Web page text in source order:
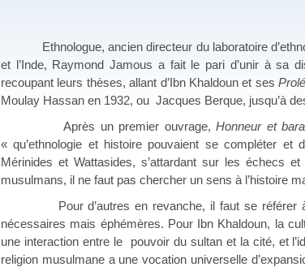
Ethnologue, ancien directeur du laboratoire
et l’Inde, Raymond Jamous a fait le pari d’unir à sa
recoupant leurs thèses, allant d’Ibn Khaldoun et ses
Moulay Hassan en 1932, ou Jacques Berque, jusqu’à
Après un premier ouvrage,Honneur et
« qu’ethnologie et histoire pouvaient se compléter
Mérinides et Wattasides, s’attardant sur les échecs
musulmans, il ne faut pas chercher un sens à l’histoire
Pour d’autres en revanche, il faut se référer à
nécessaires mais éphémères. Pour Ibn Khaldoun, la
une interaction entre le pouvoir du sultan et la cité, et
religion musulmane a une vocation universelle